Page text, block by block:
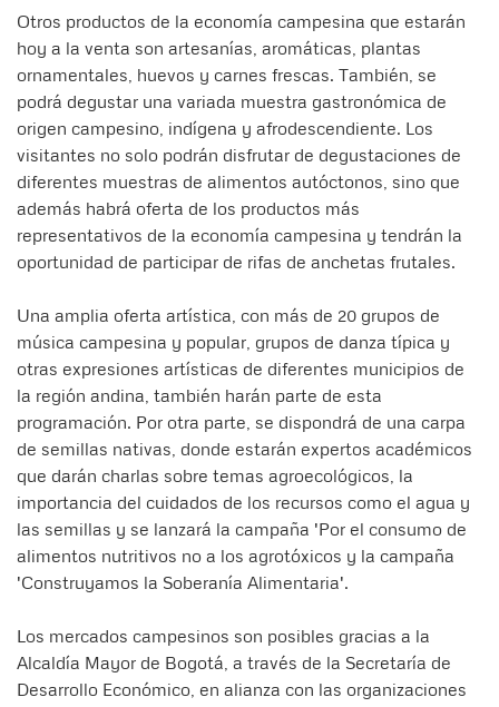
Otros productos de la economía campesina que estarán
hoy a la venta son artesanías, aromáticas, plantas
ornamentales, huevos y carnes frescas. También, se
podrá degustar una variada muestra gastronómica de
origen campesino, indígena y afrodescendiente. Los
visitantes no solo podrán disfrutar de degustaciones de
diferentes muestras de alimentos autóctonos, sino que
además habrá oferta de los productos más
representativos de la economía campesina y tendrán la
oportunidad de participar de rifas de anchetas frutales.
Una amplia oferta artística, con más de 20 grupos de
música campesina y popular, grupos de danza típica y
otras expresiones artísticas de diferentes municipios de
la región andina, también harán parte de esta
programación. Por otra parte, se dispondrá de una carpa
de semillas nativas, donde estarán expertos académicos
que darán charlas sobre temas agroecológicos, la
importancia del cuidados de los recursos como el agua y
las semillas y se lanzará la campaña 'Por el consumo de
alimentos nutritivos no a los agrotóxicos y la campaña
'Construyamos la Soberanía Alimentaria'.
Los mercados campesinos son posibles gracias a la
Alcaldía Mayor de Bogotá, a través de la Secretaría de
Desarrollo Económico, en alianza con las organizaciones